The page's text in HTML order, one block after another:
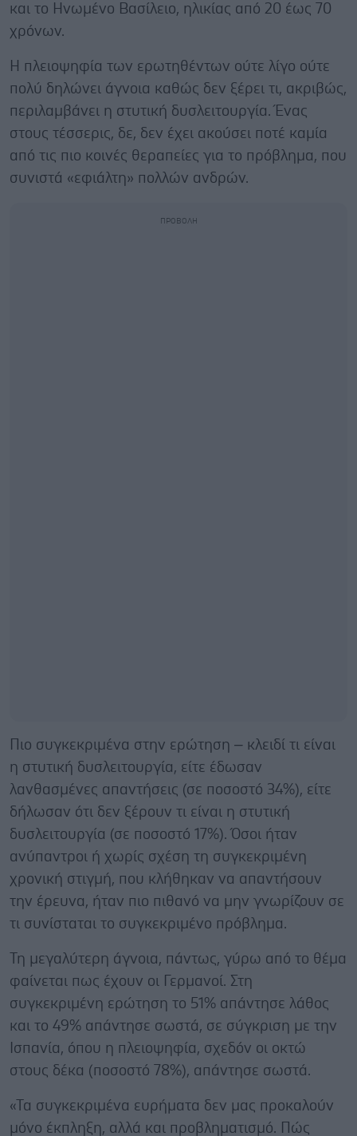
και το Ηνωμένο Βασίλειο, ηλικίας από 20 έως 70
χρόνων.
Η πλειοψηφία των ερωτηθέντων ούτε λίγο ούτε
πολύ δηλώνει άγνοια καθώς δεν ξέρει τι, ακριβώς,
περιλαμβάνει η στυτική δυσλειτουργία. Ένας
στους τέσσερις, δε, δεν έχει ακούσει ποτέ καμία
από τις πιο κοινές θεραπείες για το πρόβλημα, που
συνιστά «εφιάλτη» πολλών ανδρών.
Πιο συγκεκριμένα στην ερώτηση – κλειδί τι είναι
η στυτική δυσλειτουργία, είτε έδωσαν
λανθασμένες απαντήσεις (σε ποσοστό 34%), είτε
δήλωσαν ότι δεν ξέρουν τι είναι η στυτική
δυσλειτουργία (σε ποσοστό 17%). Όσοι ήταν
ανύπαντροι ή χωρίς σχέση τη συγκεκριμένη
χρονική στιγμή, που κλήθηκαν να απαντήσουν
την έρευνα, ήταν πιο πιθανό να μην γνωρίζουν σε
τι συνίσταται το συγκεκριμένο πρόβλημα.
Τη μεγαλύτερη άγνοια, πάντως, γύρω από το θέμα
φαίνεται πως έχουν οι Γερμανοί. Στη
συγκεκριμένη ερώτηση το 51% απάντησε λάθος
και το 49% απάντησε σωστά, σε σύγκριση με την
Ισπανία, όπου η πλειοψηφία, σχεδόν οι οκτώ
στους δέκα (ποσοστό 78%), απάντησε σωστά.
«Τα συγκεκριμένα ευρήματα δεν μας προκαλούν
μόνο έκπληξη, αλλά και προβληματισμό. Πώς